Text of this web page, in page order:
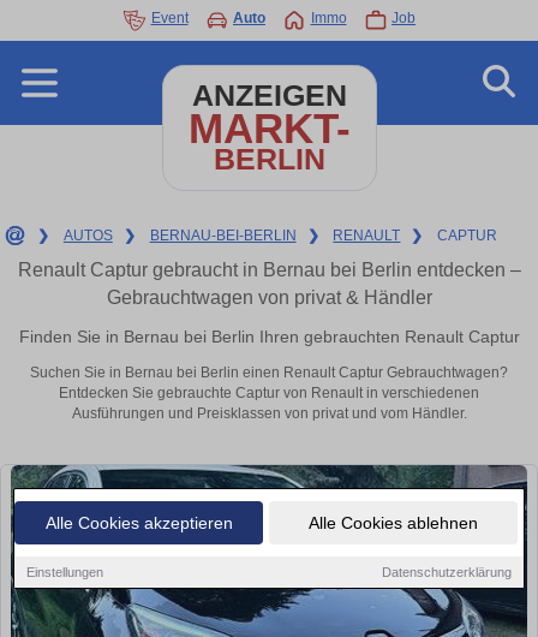
Alle Cookies akzeptieren Alle Cookies ablehnen
Einstellungen Datenschutzerklärung
Event Auto Immo Job
ANZEIGEN
MARKT-
BERLIN
❯ AUTOS ❯ BERNAU-BEI-BERLIN ❯ RENAULT ❯ CAPTUR
Renault Captur gebraucht in Bernau bei Berlin entdecken –
Gebrauchtwagen von privat & Händler
Finden Sie in Bernau bei Berlin Ihren gebrauchten Renault Captur
Suchen Sie in Bernau bei Berlin einen Renault Captur Gebrauchtwagen?
Entdecken Sie gebrauchte Captur von Renault in verschiedenen
Ausführungen und Preisklassen von privat und vom Händler.